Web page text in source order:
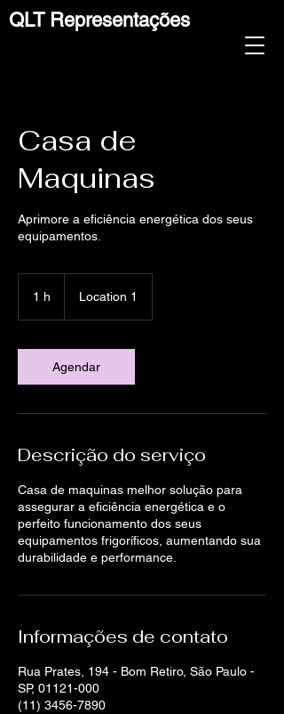
QLT Representações
Casa de
Maquinas
Aprimore a eficiência energética dos seus
equipamentos.
1 h Location 1
Agendar
Descrição do serviço
Casa de maquinas melhor solução para
assegurar a eficiência energética e o
perfeito funcionamento dos seus
equipamentos frigoríficos, aumentando sua
durabilidade e performance.
Informações de contato
Rua Prates, 194 - Bom Retiro, São Paulo -
SP, 01121-000
(11) 3456-7890